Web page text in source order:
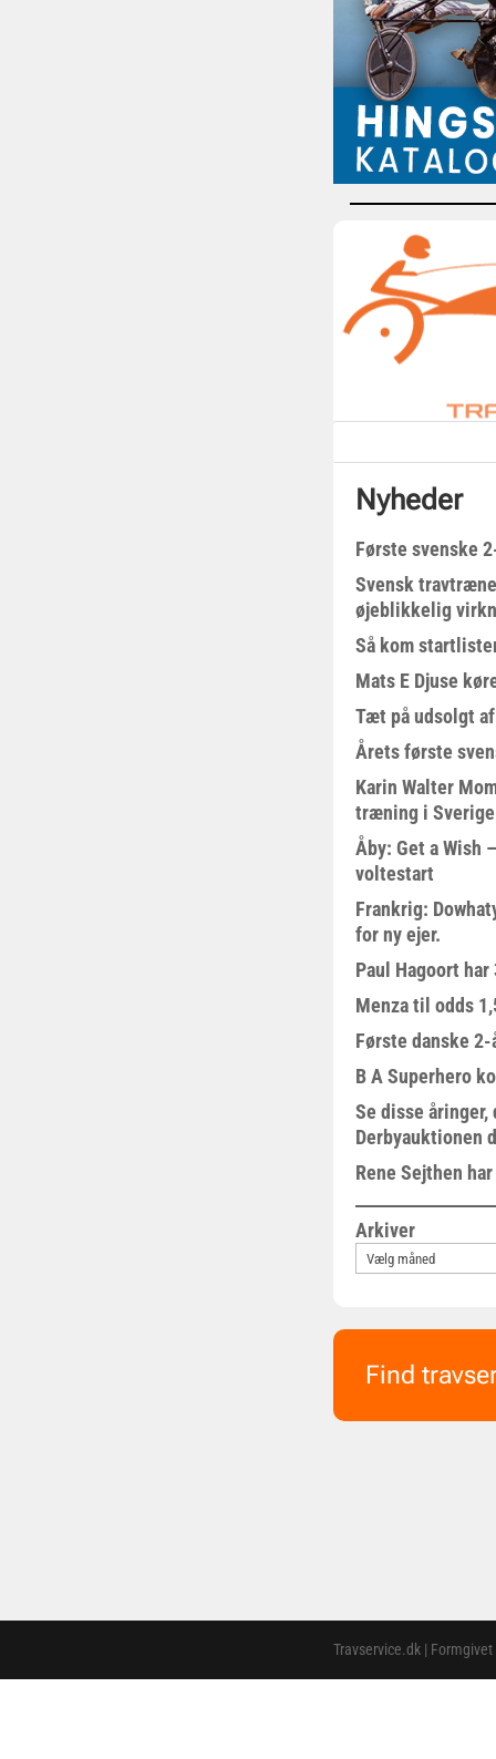
Nyheder
Første svenske
Svensk
øjeblikkelig
Så kom
Mats E Djuse
Tæt på udsolgt
Årets første
Karin Walter
træning i Sverige
Åby: Get a Wish
voltestart
Frankrig:
for ny ejer.
Paul Hagoort
Menza til odds
Første danske
B A Superhero
Se disse
Derbyauktionen
Rene Sejthen
Arkiver
Find
Travservice.dk |